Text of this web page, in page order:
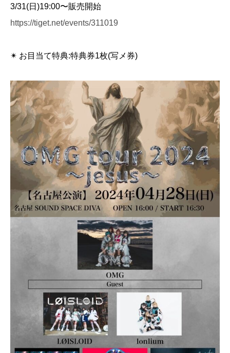
3/31(日)19:00〜販売開始
https://tiget.net/events/311019
✴︎ お目当て特典:特典券1枚(写メ券)